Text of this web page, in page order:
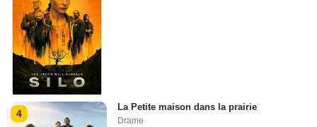
4
La Petite maison dans la prairie
Drame